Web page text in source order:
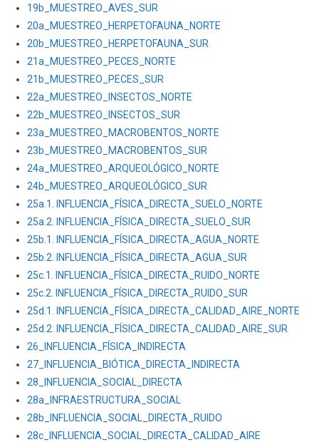
19b_MUESTREO_AVES_SUR
20a_MUESTREO_HERPETOFAUNA_NORTE
20b_MUESTREO_HERPETOFAUNA_SUR
21a_MUESTREO_PECES_NORTE
21b_MUESTREO_PECES_SUR
22a_MUESTREO_INSECTOS_NORTE
22b_MUESTREO_INSECTOS_SUR
23a_MUESTREO_MACROBENTOS_NORTE
23b_MUESTREO_MACROBENTOS_SUR
24a_MUESTREO_ARQUEOLÓGICO_NORTE
24b_MUESTREO_ARQUEOLÓGICO_SUR
25a.1. INFLUENCIA_FÍSICA_DIRECTA_SUELO_NORTE
25a.2. INFLUENCIA_FÍSICA_DIRECTA_SUELO_SUR
25b.1. INFLUENCIA_FÍSICA_DIRECTA_AGUA_NORTE
25b.2. INFLUENCIA_FÍSICA_DIRECTA_AGUA_SUR
25c.1. INFLUENCIA_FÍSICA_DIRECTA_RUIDO_NORTE
25c.2. INFLUENCIA_FÍSICA_DIRECTA_RUIDO_SUR
25d.1. INFLUENCIA_FÍSICA_DIRECTA_CALIDAD_AIRE_NORTE
25d.2. INFLUENCIA_FÍSICA_DIRECTA_CALIDAD_AIRE_SUR
26_INFLUENCIA_FÍSICA_INDIRECTA
27_INFLUENCIA_BIÓTICA_DIRECTA_INDIRECTA
28_INFLUENCIA_SOCIAL_DIRECTA
28a_INFRAESTRUCTURA_SOCIAL
28b_INFLUENCIA_SOCIAL_DIRECTA_RUIDO
28c_INFLUENCIA_SOCIAL_DIRECTA_CALIDAD_AIRE